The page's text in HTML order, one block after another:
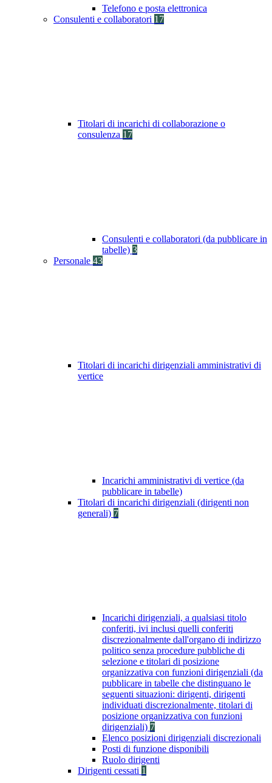
Telefono e posta elettronica
Consulenti e collaboratori 17
Titolari di incarichi di collaborazione o
consulenza 17
Consulenti e collaboratori (da pubblicare in
tabelle) 3
Personale 43
Titolari di incarichi dirigenziali amministrativi di
vertice
Incarichi amministrativi di vertice (da
pubblicare in tabelle)
Titolari di incarichi dirigenziali (dirigenti non
generali) 7
Incarichi dirigenziali, a qualsiasi titolo
conferiti, ivi inclusi quelli conferiti
discrezionalmente dall'organo di indirizzo
politico senza procedure pubbliche di
selezione e titolari di posizione
organizzativa con funzioni dirigenziali (da
pubblicare in tabelle che distinguano le
seguenti situazioni: dirigenti, dirigenti
individuati discrezionalmente, titolari di
posizione organizzativa con funzioni
dirigenziali) 7
Elenco posizioni dirigenziali discrezionali
Posti di funzione disponibili
Ruolo dirigenti
Dirigenti cessati 1